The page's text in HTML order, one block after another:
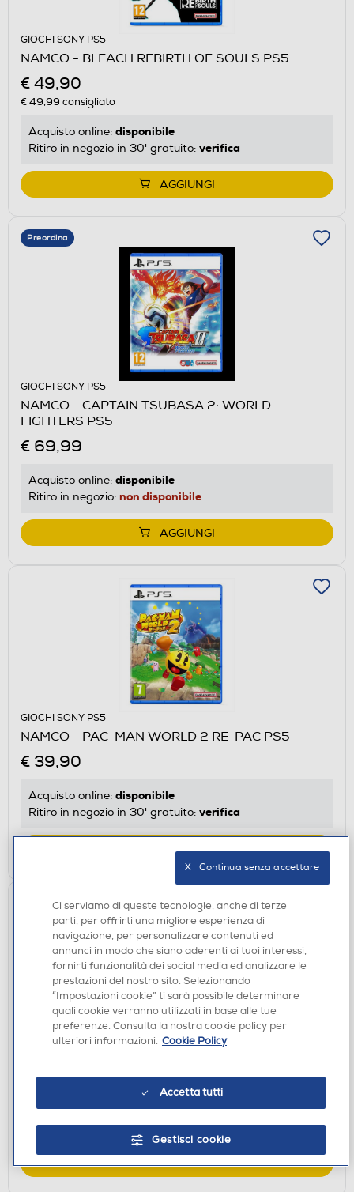
GIOCHI SONY PS5
NAMCO - BLEACH REBIRTH OF SOULS PS5
€ 49,90
€ 49,99 consigliato
Acquisto online: disponibile
Ritiro in negozio in 30' gratuito: verifica
AGGIUNGI
Preordina
GIOCHI SONY PS5
NAMCO - CAPTAIN TSUBASA 2: WORLD
FIGHTERS PS5
€ 69,99
Acquisto online: disponibile
Ritiro in negozio: non disponibile
AGGIUNGI
GIOCHI SONY PS5
NAMCO - PAC-MAN WORLD 2 RE-PAC PS5
€ 39,90
Acquisto online: disponibile
Ritiro in negozio in 30' gratuito: verifica
AGGIUNGI
GIOCHI SONY PS5
NAMCO - FINAL FANTASY XVI PS5
€ 49,90
Acquisto online:disponibile
Ritiro in negozio in 30' gratuito:verifica
AGGIUNGI
Ci serviamo di queste tecnologie, anche di terze
parti, per offrirti una migliore esperienza di
navigazione, per personalizzare contenuti ed
annunci in modo che siano aderenti ai tuoi interessi,
fornirti funzionalità dei social media ed analizzare le
prestazioni del nostro sito. Selezionando
“Impostazioni cookie” ti sarà possibile determinare
quali cookie verranno utilizzati in base alle tue
preferenze. Consulta la nostra cookie policy per
ulteriori informazioni. Cookie Policy
Accetta tutti
Gestisci cookie
X   Continua senza accettare